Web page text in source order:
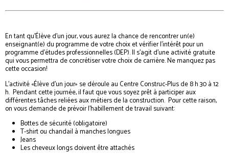
En tant qu’Élève d’un jour, vous aurez la chance de rencontrer un(e)
enseignant(e) du programme de votre choix et vérifier l’intérêt pour un
programme d’études professionnelles (DEP). Il s’agit d’une activité gratuite
qui vous permettra de concrétiser votre choix de carrière. Ne manquez pas
cette occasion!
L’activité «Élève d’un jour» se déroule au Centre Construc-Plus de 8 h 30 à 12
h. Pendant cette journée, il faut que vous soyez prêt à participer aux
différentes tâches reliées aux métiers de la construction. Pour cette raison,
on vous demande de prévoir l’habillement de travail suivant:
Bottes de sécurité (obligatoire)
T-shirt ou chandail à manches longues
Jeans
Les cheveux longs doivent être attachés